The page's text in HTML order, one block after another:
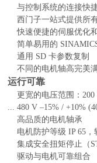
与控制系统的连接快
西门子一站式提供所
快速便捷的伺服优化
简单易用的
通用 SD 卡参数复制
不同的电机轴高完美
运行可靠
更宽的电压范围：200
... 480 V –15% / +10%
高品质的电机轴承
电机防护等级 IP 65，
集成安全扭矩停止（
驱动与电机可靠组合